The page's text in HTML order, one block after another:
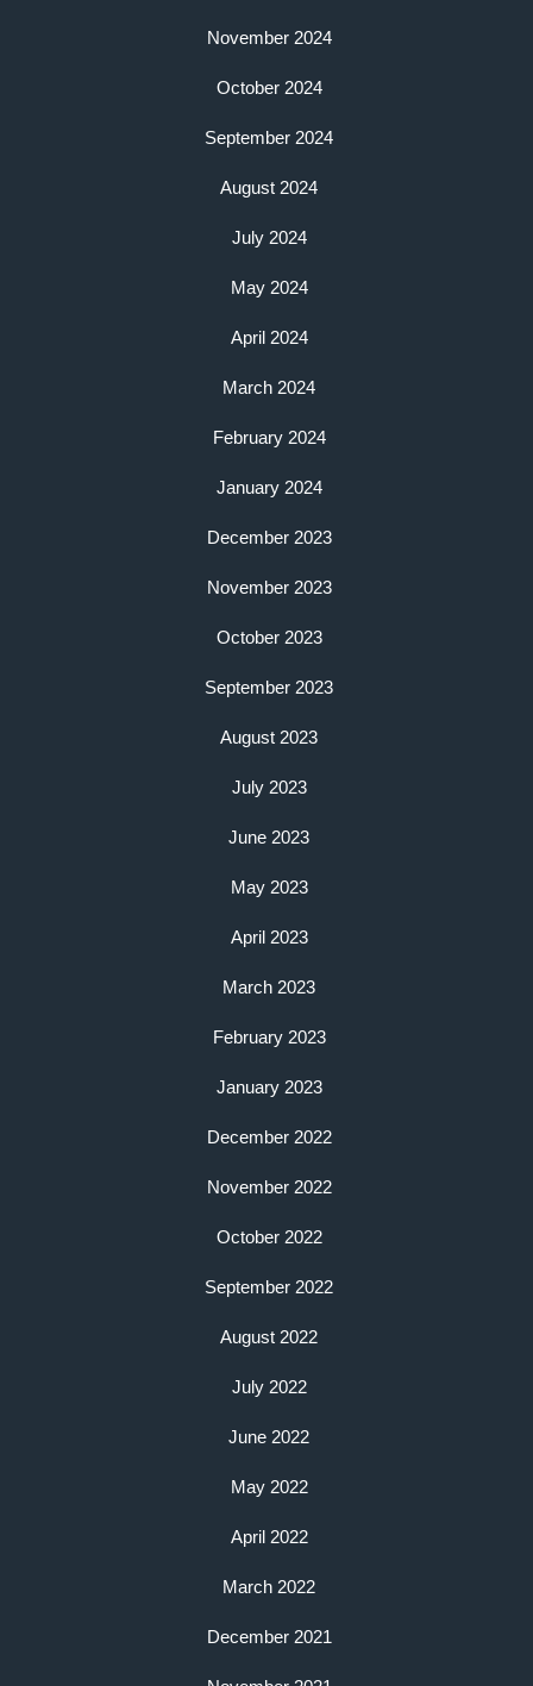
November 2024
October 2024
September 2024
August 2024
July 2024
May 2024
April 2024
March 2024
February 2024
January 2024
December 2023
November 2023
October 2023
September 2023
August 2023
July 2023
June 2023
May 2023
April 2023
March 2023
February 2023
January 2023
December 2022
November 2022
October 2022
September 2022
August 2022
July 2022
June 2022
May 2022
April 2022
March 2022
December 2021